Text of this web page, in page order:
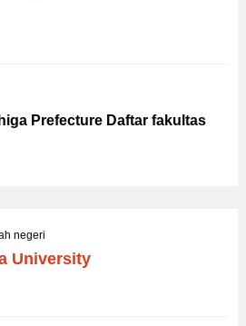
Prefecture Daftar fakultas
negeri
University